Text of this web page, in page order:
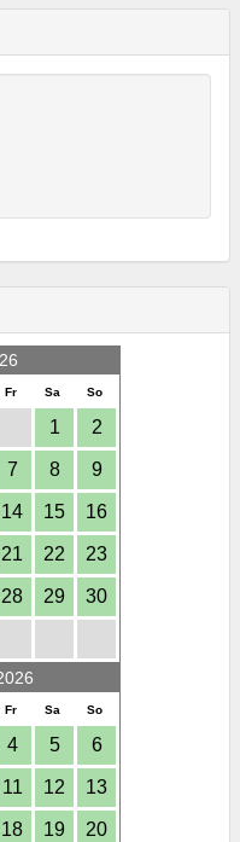
Fr Sa So
1 2
7 8 9
14 15 16
21 22 23
28 29 30
Fr Sa So
4 5 6
11 12 13
18 19 20